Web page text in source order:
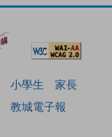
小學生
家長
教城電子報